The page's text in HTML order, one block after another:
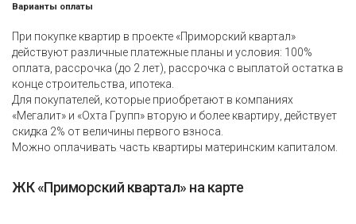
Варианты оплаты
При покупке квартир в проекте «Приморский квартал»
действуют различные платежные планы и условия: 100%
оплата, рассрочка (до 2 лет), рассрочка с выплатой остатка в
конце строительства, ипотека.
Для покупателей, которые приобретают в компаниях
«Мегалит» и «Охта Групп» вторую и более квартиру, действует
скидка 2% от величины первого взноса.
Можно оплачивать часть квартиры материнским капиталом.
ЖК «Приморский квартал» на карте